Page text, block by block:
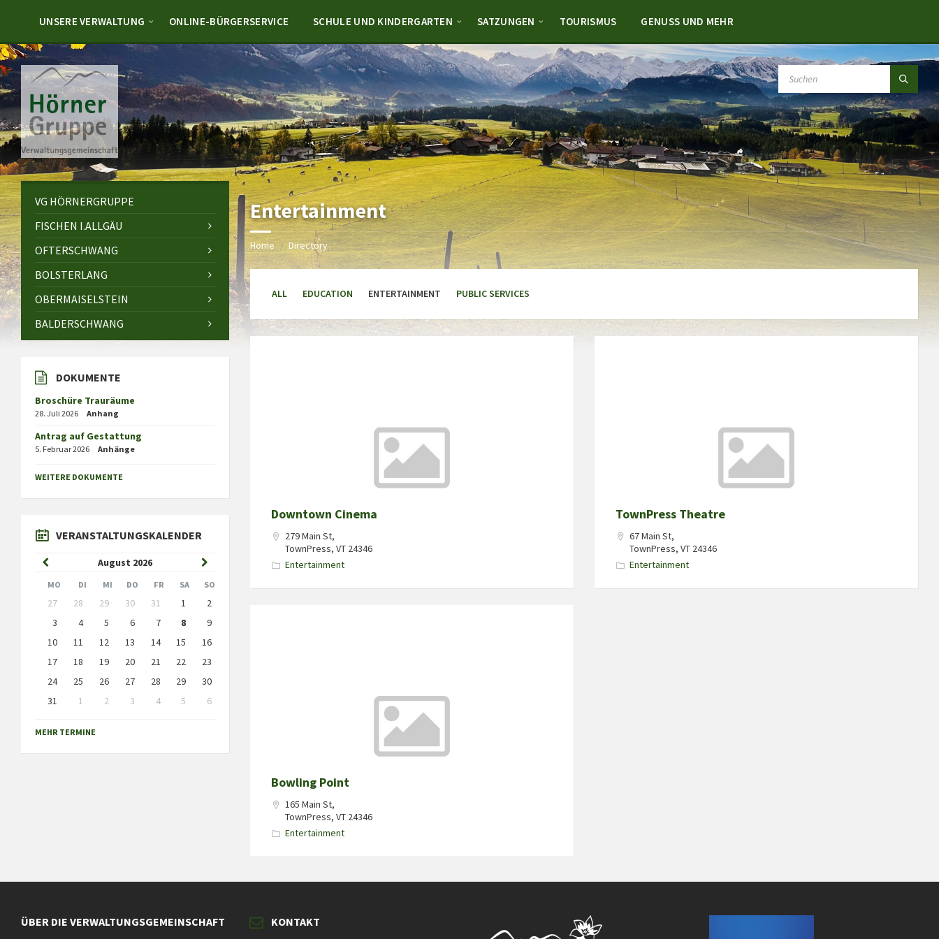
sidebar
UNSERE VERWALTUNG ONLINE-BÜRGERSERVICE SCHULE UND KINDERGARTEN SATZUNGEN TOURISMUS GENUSS UND MEHR
SEARCH:
Entertainment
Home / Directory
ALL EDUCATION ENTERTAINMENT PUBLIC SERVICES
Downtown Cinema
279 Main St,
TownPress, VT 24346
Entertainment
TownPress Theatre
67 Main St,
TownPress, VT 24346
Entertainment
Bowling Point
165 Main St,
TownPress, VT 24346
Entertainment
VG HÖRNERGRUPPE
FISCHEN I.ALLGÄU
OFTERSCHWANG
BOLSTERLANG
OBERMAISELSTEIN
BALDERSCHWANG
DOKUMENTE
Broschüre Trauräume
28. Juli 2026 Anhang
Antrag auf Gestattung
5. Februar 2026 Anhänge
WEITERE DOKUMENTE
VERANSTALTUNGSKALENDER
August 2026
Previous
Month
Month
MO DI MI DO FR SA SO
Skip
calendar
days
27 28 29 30 31 1
2
3
4 5 6 7 8
9
10
11 12 13 14 15
16
17
18 19 20 21 22
23
24
25 26 27 28 29
30
31
1 2 3 4 5
6
to
calendar
MEHR TERMINE
ÜBER DIE VERWALTUNGSGEMEINSCHAFT KONTAKT